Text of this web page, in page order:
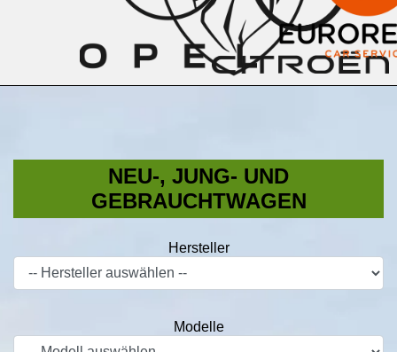
NEU-, JUNG- UND
GEBRAUCHTWAGEN
Hersteller
Modelle